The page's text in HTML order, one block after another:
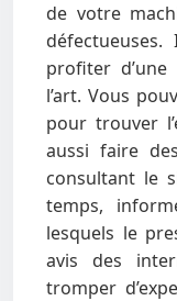
de votre
profiter
l’art. Vous
pour trouver
aussi faire
consultant le
temps,
lesquels le
avis des
tromper